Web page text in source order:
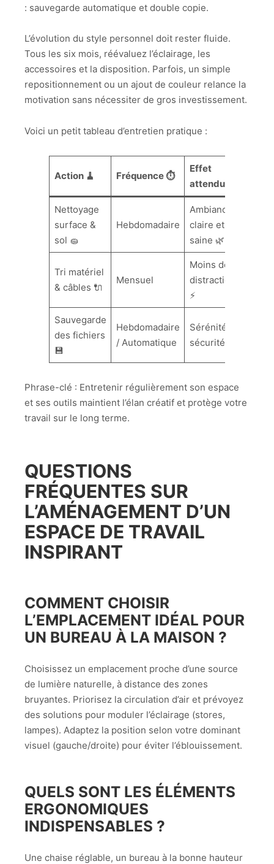
: sauvegarde automatique et double copie.
L’évolution du style personnel doit rester fluide.
Tous les six mois, réévaluez l’éclairage, les
accessoires et la disposition. Parfois, un simple
repositionnement ou un ajout de couleur relance la
motivation sans nécessiter de gros investissement.
Voici un petit tableau d’entretien pratique :
Action 🧹 Fréquence ⏱️
Effet
attendu 🌟
Nettoyage
surface &
sol 🧽
Hebdomadaire
Ambiance
claire et
saine 🌿
Tri matériel
& câbles 🔌
Mensuel
Moins de
distractions
⚡
Sauvegarde
des fichiers
💾
Hebdomadaire
/ Automatique
Sérénité et
sécurité 🔐
Phrase-clé : Entretenir régulièrement son espace
et ses outils maintient l’élan créatif et protège votre
travail sur le long terme.
QUESTIONS
FRÉQUENTES SUR
L’AMÉNAGEMENT D’UN
ESPACE DE TRAVAIL
INSPIRANT
COMMENT CHOISIR
L’EMPLACEMENT IDÉAL POUR
UN BUREAU À LA MAISON ?
Choisissez un emplacement proche d’une source
de lumière naturelle, à distance des zones
bruyantes. Priorisez la circulation d’air et prévoyez
des solutions pour moduler l’éclairage (stores,
lampes). Adaptez la position selon votre dominant
visuel (gauche/droite) pour éviter l’éblouissement.
QUELS SONT LES ÉLÉMENTS
ERGONOMIQUES
INDISPENSABLES ?
Une chaise réglable, un bureau à la bonne hauteur